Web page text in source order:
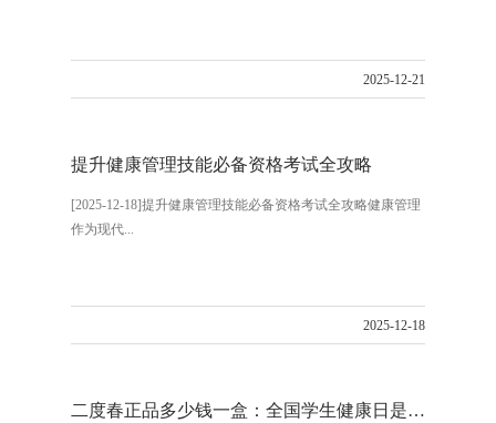
2025-12-21
提升健康管理技能必备资格考试全攻略
[2025-12-18]提升健康管理技能必备资格考试全攻略健康管理
作为现代...
2025-12-18
二度春正品多少钱一盒：全国学生健康日是几月几号你知道吗